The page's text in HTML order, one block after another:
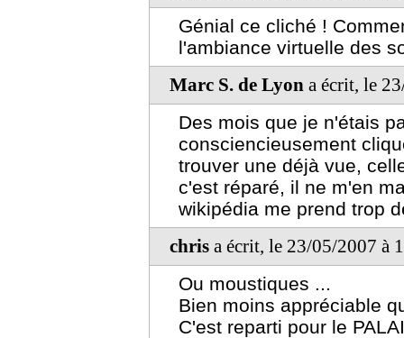
Génial ce cliché !
l'ambiance virtuelle des
Marc S. de Lyon a écrit, le
Des mois que je n'étais
consciencieusement
trouver une déjà vue,
c'est réparé, il ne m'en
wikipédia me prend trop
chris a écrit, le 23/05/2007 à
Ou moustiques ...
Bien moins appréciable
C'est reparti pour le